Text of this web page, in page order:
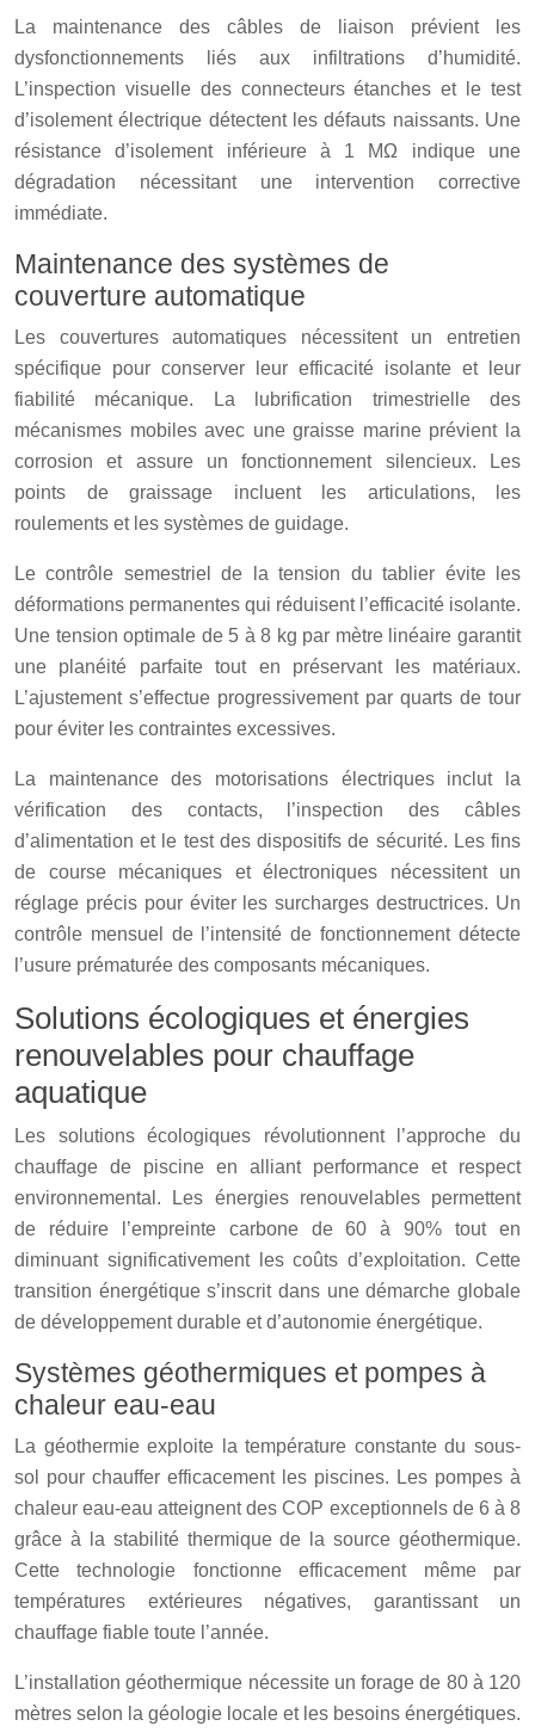
La maintenance des câbles de liaison prévient les
dysfonctionnements liés aux infiltrations d’humidité.
L’inspection visuelle des connecteurs étanches et le test
d’isolement électrique détectent les défauts naissants. Une
résistance d’isolement inférieure à 1 MΩ indique une
dégradation nécessitant une intervention corrective
immédiate.
Maintenance des systèmes de
couverture automatique
Les couvertures automatiques nécessitent un entretien
spécifique pour conserver leur efficacité isolante et leur
fiabilité mécanique. La lubrification trimestrielle des
mécanismes mobiles avec une graisse marine prévient la
corrosion et assure un fonctionnement silencieux. Les
points de graissage incluent les articulations, les
roulements et les systèmes de guidage.
Le contrôle semestriel de la tension du tablier évite les
déformations permanentes qui réduisent l’efficacité isolante.
Une tension optimale de 5 à 8 kg par mètre linéaire garantit
une planéité parfaite tout en préservant les matériaux.
L’ajustement s’effectue progressivement par quarts de tour
pour éviter les contraintes excessives.
La maintenance des motorisations électriques inclut la
vérification des contacts, l’inspection des câbles
d’alimentation et le test des dispositifs de sécurité. Les fins
de course mécaniques et électroniques nécessitent un
réglage précis pour éviter les surcharges destructrices. Un
contrôle mensuel de l’intensité de fonctionnement détecte
l’usure prématurée des composants mécaniques.
Solutions écologiques et énergies
renouvelables pour chauffage
aquatique
Les solutions écologiques révolutionnent l’approche du
chauffage de piscine en alliant performance et respect
environnemental. Les énergies renouvelables permettent
de réduire l’empreinte carbone de 60 à 90% tout en
diminuant significativement les coûts d’exploitation. Cette
transition énergétique s’inscrit dans une démarche globale
de développement durable et d’autonomie énergétique.
Systèmes géothermiques et pompes à
chaleur eau-eau
La géothermie exploite la température constante du sous-
sol pour chauffer efficacement les piscines. Les pompes à
chaleur eau-eau atteignent des COP exceptionnels de 6 à 8
grâce à la stabilité thermique de la source géothermique.
Cette technologie fonctionne efficacement même par
températures extérieures négatives, garantissant un
chauffage fiable toute l’année.
L’installation géothermique nécessite un forage de 80 à 120
mètres selon la géologie locale et les besoins énergétiques.